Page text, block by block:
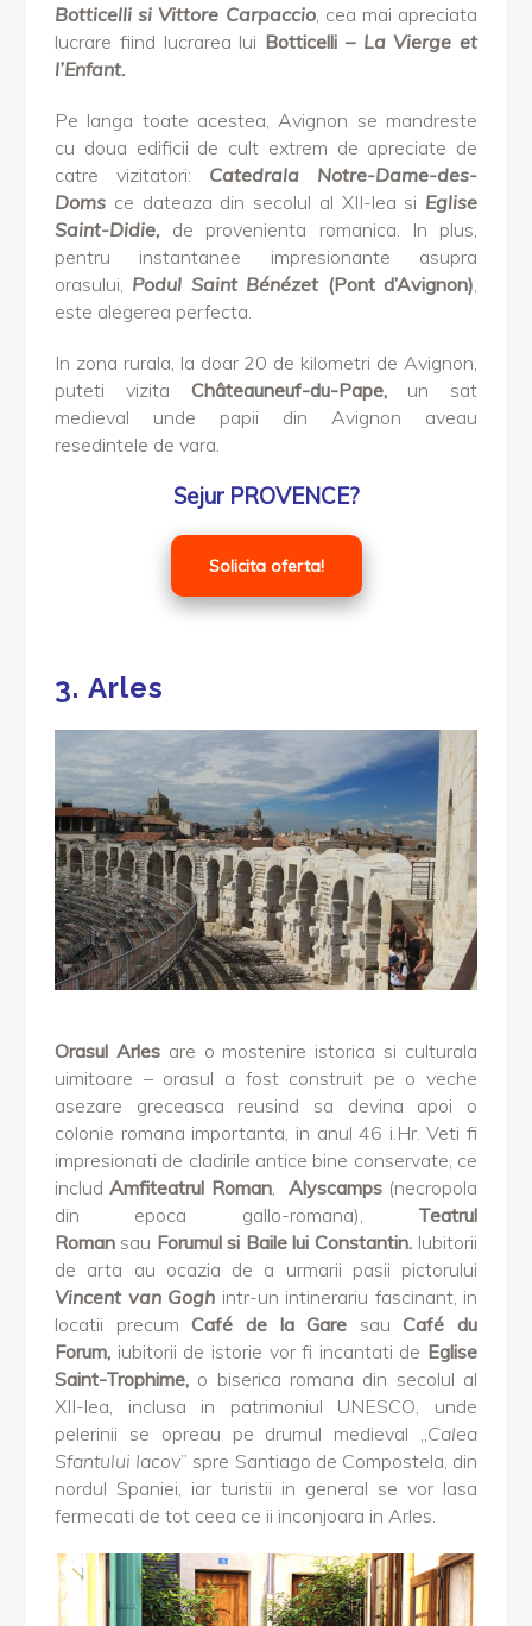
Botticelli si Vittore Carpaccio, cea mai apreciata
lucrare fiind lucrarea lui Botticelli – La Vierge et
l’Enfant.
Pe langa toate acestea, Avignon se mandreste
cu doua edificii de cult extrem de apreciate de
catre vizitatori: Catedrala Notre-Dame-des-
Doms ce dateaza din secolul al XII-lea si Eglise
Saint-Didie, de provenienta romanica. In plus,
pentru instantanee impresionante asupra
orasului, Podul Saint Bénézet(Pont d’Avignon)
este alegerea perfecta.
In zona rurala, la doar 20 de kilometri de Avignon,
puteti vizita Châteauneuf-du-Pape, un sat
medieval unde papii din Avignon aveau
resedintele de vara.
Sejur PROVENCE?
Solicita oferta!
3. Arles
Orasul Arlesare o mostenire istorica si culturala
uimitoare – orasul a fost construit pe o veche
asezare greceasca reusind sa devina apoi o
colonie romana importanta, in anul 46 i.Hr. Veti fi
impresionati de cladirile antice bine conservate, ce
includAmfiteatrul Roman, Alyscamps(necropola
din epoca gallo-romana), Teatrul
Roman sau Forumul si Baile lui Constantin.Iubitorii
de arta au ocazia de a urmarii pasii pictorului
Vincent van Gogh intr-un intinerariu fascinant, in
locatii precumCafé de la Gare sauCafé du
Forum, iubitorii de istorie vor fi incantati de Eglise
Saint-Trophime, o biserica romana din secolul al
XII-lea, inclusa in patrimoniul UNESCO, unde
pelerinii se opreau pe drumul medieval „ Calea
Sfantului Iacov” spre Santiago de Compostela, din
nordul Spaniei, iar turistii in general se vor lasa
fermecati de tot ceea ce ii inconjoara in Arles.